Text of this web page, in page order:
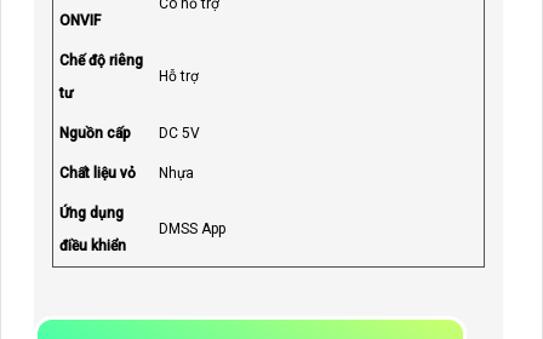
ONVIF
Chế độ riêng
tư
Hỗ trợ
Nguồn cấp DC 5V
Chất liệu vỏ Nhựa
Ứng dụng
điều khiển
DMSS App